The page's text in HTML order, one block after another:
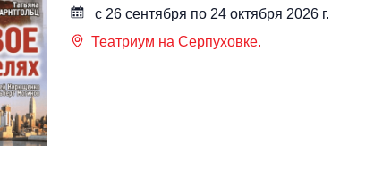
с 26 сентября по 24 октября 2026 г.
Театриум на Серпуховке.